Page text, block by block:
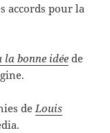
accords pour la
la bonne idée de
de Louis